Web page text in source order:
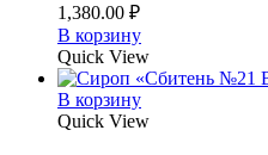
1,380.00 ₽
В корзину
Quick View
В корзину
Quick View